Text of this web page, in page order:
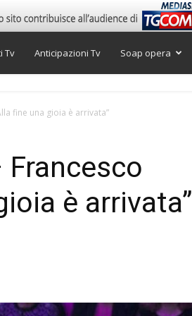
Tv Anticipazioni Tv Soap opera
fine una gioia è arrivata”
è arrivata”